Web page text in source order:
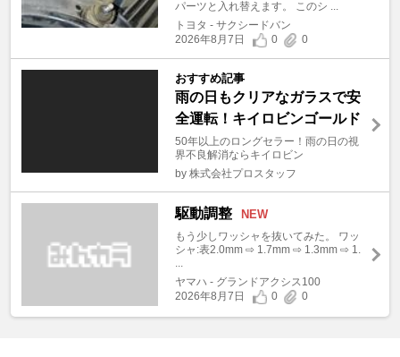
パーツと入れ替えます。 このシ ...
トヨタ - サクシードバン
2026年8月7日
0 0
おすすめ記事
雨の日もクリアなガラスで安
全運転！キイロビンゴールド
50年以上のロングセラー！雨の日の視
界不良解消ならキイロビン
by 株式会社プロスタッフ
駆動調整 NEW
もう少しワッシャを抜いてみた。 ワッ
シャ:表2.0mm ⇨ 1.7mm ⇨ 1.3mm ⇨ 1.
...
ヤマハ - グランドアクシス100
2026年8月7日
0 0